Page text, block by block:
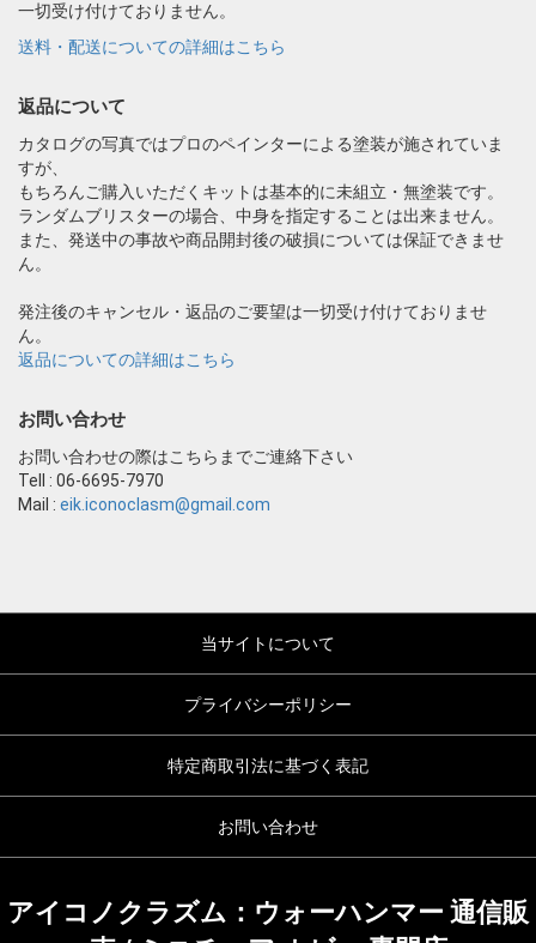
一切受け付けておりません。
送料・配送についての詳細はこちら
返品について
カタログの写真ではプロのペインターによる塗装が施されていま
すが、
もちろんご購入いただくキットは基本的に未組立・無塗装です。
ランダムブリスターの場合、中身を指定することは出来ません。
また、発送中の事故や商品開封後の破損については保証できませ
ん。
発注後のキャンセル・返品のご要望は一切受け付けておりませ
ん。
返品についての詳細はこちら
お問い合わせ
お問い合わせの際はこちらまでご連絡下さい
Tell : 06-6695-7970
Mail : eik.iconoclasm@gmail.com
当サイトについて
プライバシーポリシー
特定商取引法に基づく表記
お問い合わせ
アイコノクラズム：ウォーハンマー 通信販